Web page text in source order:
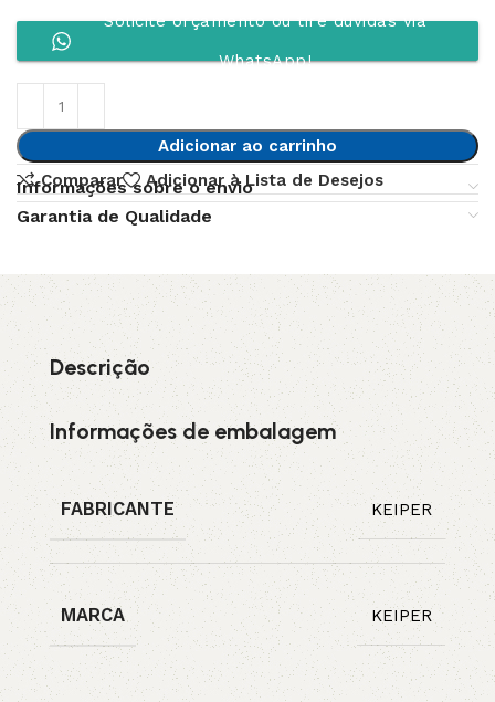
Solicite orçamento ou tire dúvidas via
WhatsApp!
Adicionar ao carrinho
Comparar
Adicionar à Lista de Desejos
Informações sobre o envio
Garantia de Qualidade
Descrição
Informações de embalagem
FABRICANTE KEIPER
MARCA KEIPER